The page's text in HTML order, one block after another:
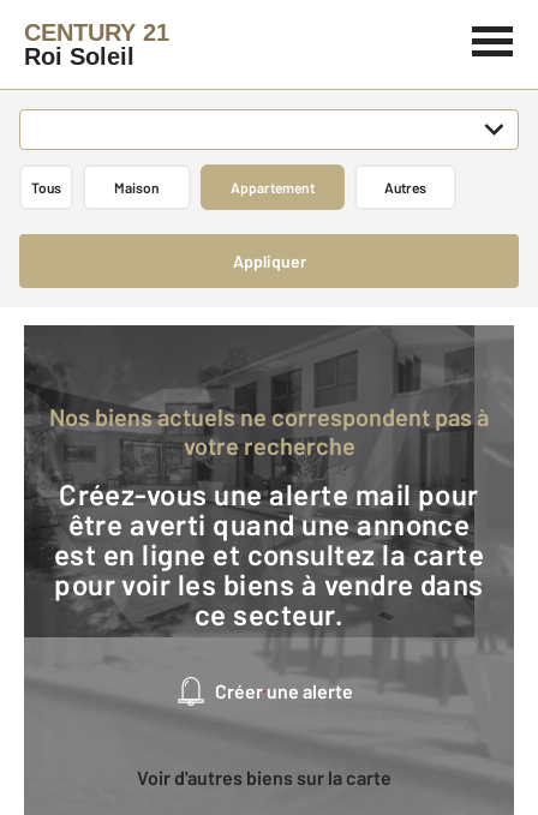
CENTURY 21
Roi Soleil
Tous Maison Appartement Autres
Appliquer
Nos biens actuels ne correspondent pas à
votre recherche
Créez-vous une alerte mail pour
être averti quand une annonce
est en ligne et consultez la carte
pour voir les biens à vendre dans
ce secteur.
Créer une alerte
Voir d'autres biens sur la carte